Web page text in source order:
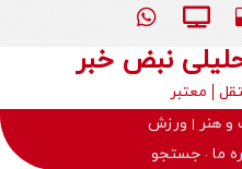
نبض خبر
معتبر
و هنر
ورزش
ما جستجو